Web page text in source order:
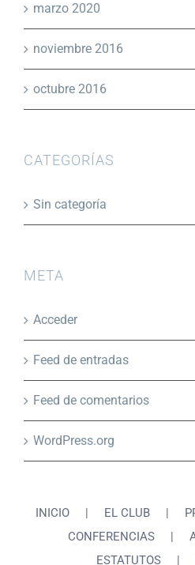
marzo 2020
noviembre 2016
octubre 2016
CATEGORÍAS
Sin categoría
META
Acceder
Feed de entradas
Feed de comentarios
WordPress.org
INICIO EL CLUB
CONFERENCIAS
ESTATUTOS